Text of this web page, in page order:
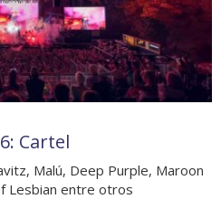
Cartel
Malú, Deep Purple, Maroon
Lesbian entre otros